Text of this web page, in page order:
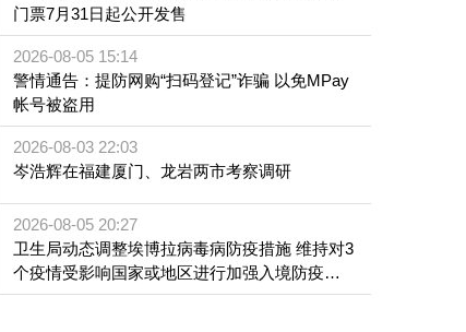
门票7月31日起公开发售
2026-08-05 15:14
警情通告：提防网购“扫码登记”诈骗 以免MPay
帐号被盗用
2026-08-03 22:03
岑浩辉在福建厦门、龙岩两市考察调研
2026-08-05 20:27
卫生局动态调整埃博拉病毒病防疫措施 维持对3
个疫情受影响国家或地区进行加强入境防疫措
施